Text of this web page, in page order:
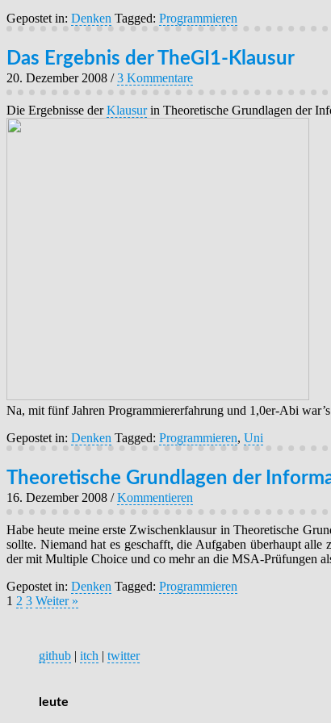
Gepostet in: Denken Tagged: Programmieren
Das Ergebnis der TheGI1-Klausur
20. Dezember 2008 /3 Kommentare
Die Ergebnisse derKlausurin Theoretische Grundlagen der
Na, mit fünf Jahren Programmiererfahrung und 1,0er-Abi
Gepostet in: Denken Tagged: Programmieren, Uni
Theoretische Grundlagen der
16. Dezember 2008 /Kommentieren
Habe heute meine erste Zwischenklausur in Theoretische
sollte. Niemand hat es geschafft, die Aufgaben überhaupt
der mit Multiple Choice und co mehr an die MSA-Prüfungen
Gepostet in: Denken Tagged: Programmieren
1 2 3 Weiter »
github | itch | twitter
leute